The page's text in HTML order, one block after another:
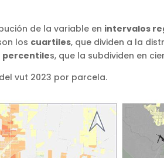
de la variable en intervalos
los cuartiles, que dividen a la
percentiles, que la subdividen en
vut 2023 por parcela.